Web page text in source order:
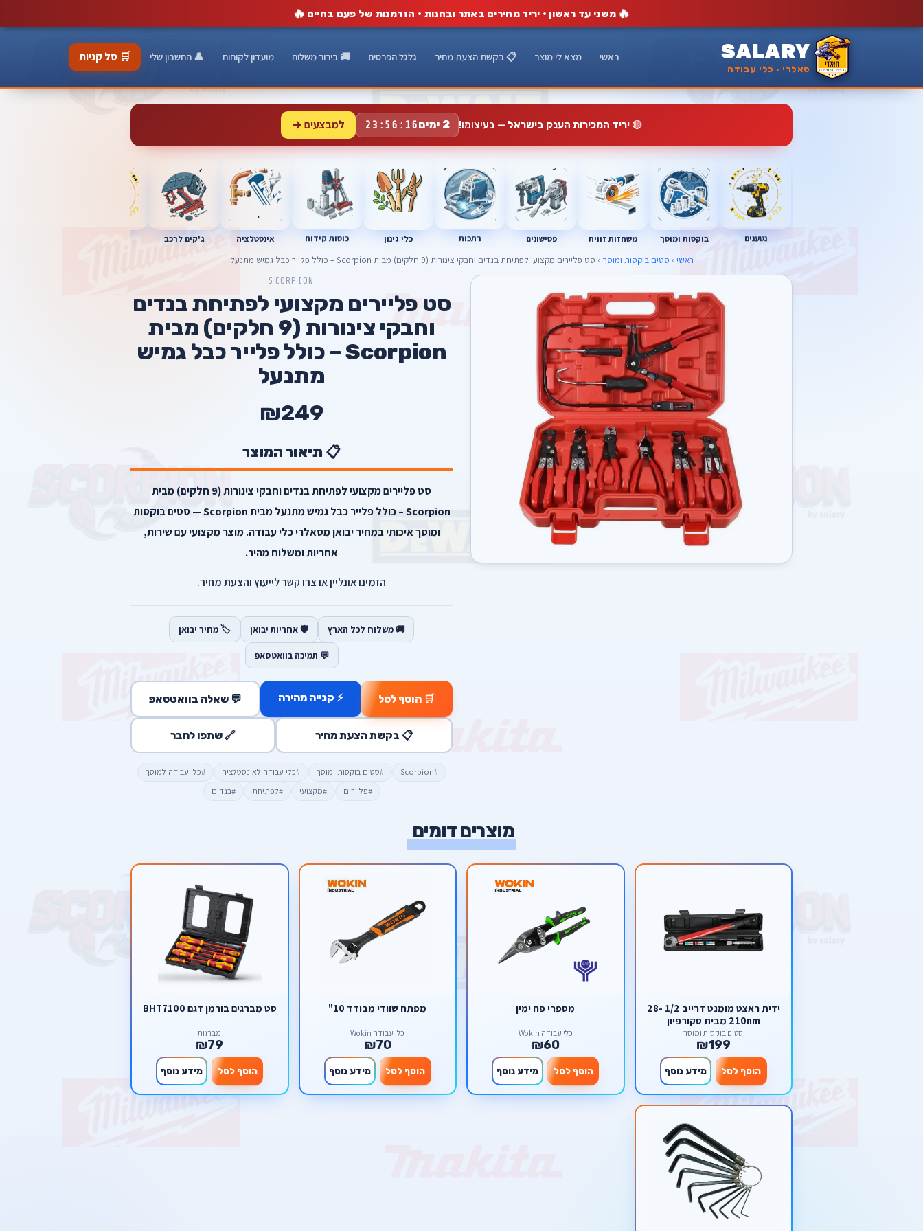
🔥משני עד ראשון · יריד מחירים באתר ובחנות · הזדמנות של פעם בחיים 🔥
SALARY
סאלרי · כלי עבודה
ראשי מצא לי מוצר 📋 בקשת הצעת מחיר גלגל הפרסים 🚚 בירור משלוח מועדון לקוחות 👤 החשבון שלי 🛒 סל קניות
🔴יריד המכירות הענק בישראל — בעיצומו! 2 ימים 23:56:15 למבצעים →
נטענים בוקסות ומוסך משחזות זווית פטישונים רתכות כלי גינון כוסות קידוח אינסטלציה ג'קים לרכב
ראשי › סטים בוקסות ומוסך › סט פליירים מקצועי לפתיחת בנדים וחבקי צינורות (9 חלקים) מבית Scorpion – כולל פלייר כבל גמיש מתנעל
SCORPION
סט פליירים מקצועי לפתיחת בנדים
וחבקי צינורות (9 חלקים) מבית
Scorpion – כולל פלייר כבל גמיש
מתנעל
₪249
📋 תיאור המוצר
סט פליירים מקצועי לפתיחת בנדים וחבקי צינורות (9 חלקים) מבית
Scorpion – כולל פלייר כבל גמיש מתנעל מבית Scorpion — סטים בוקסות
ומוסך איכותי במחיר יבואן מסאלרי כלי עבודה. מוצר מקצועי עם שירות,
אחריות ומשלוח מהיר.
הזמינו אונליין או צרו קשר לייעוץ והצעת מחיר.
🚚 משלוח לכל הארץ 🛡️ אחריות יבואן 🏷️ מחיר יבואן
💬 תמיכה בוואטסאפ
🛒 הוסף לסל ⚡ קנייה מהירה 💬 שאלה בוואטסאפ
📋 בקשת הצעת מחיר 🔗 שתפו לחבר
#Scorpion #סטים בוקסות ומוסך #כלי עבודה לאינסטלציה
#כלי עבודה למוסך
#פליירים
#מקצועי #לפתיחת #בנדים
מוצרים דומים
ידית ראצט מומנט דרייב 1/2 28-
210nm מבית סקורפיון
סטים בוקסות ומוסך
₪199
הוסף לסל מידע נוסף
מספרי פח ימין
כלי עבודה Wokin
₪60
הוסף לסל מידע נוסף
מפתח שוודי מבודד 10"
כלי עבודה Wokin
₪70
הוסף לסל מידע נוסף
סט מברגים בורמן דגם BHT7100
מברגות
₪79
הוסף לסל מידע נוסף